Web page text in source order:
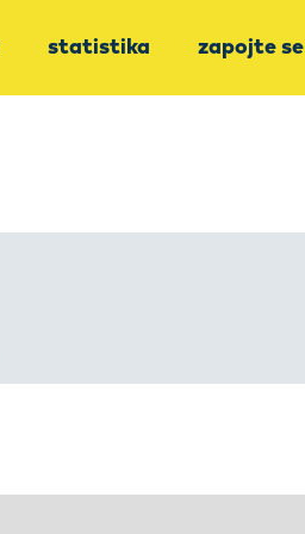
statistika zapojte se